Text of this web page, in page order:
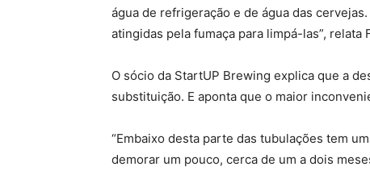
água de refrigeração e de água das
atingidas pela fumaça para limpá-las”, relata
O sócio da StartUP Brewing explica que a
substituição. E aponta que o maior
“Embaixo desta parte das tubulações tem
demorar um pouco, cerca de um a dois